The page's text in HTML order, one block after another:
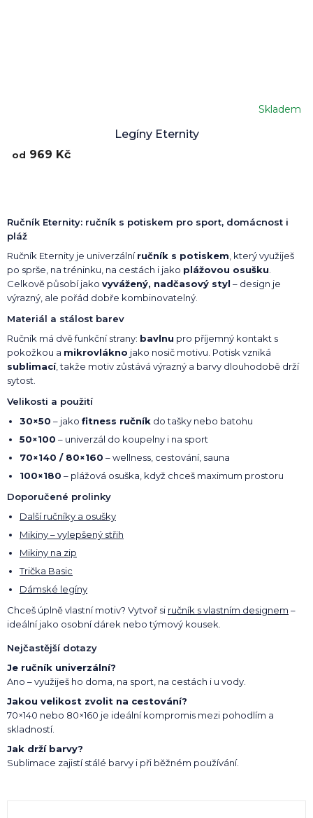
Legíny Eternity
Skladem
od 969 Kč
Ručník Eternity: ručník s potiskem pro sport, domácnost i
pláž
Ručník Eternity je univerzálníručník s potiskem , který využiješ
po sprše, na tréninku, na cestách i jako plážovou osušku
Celkově působí jako vyvážený, nadčasový styl – design je
výrazný, ale pořád dobře kombinovatelný.
Materiál a stálost barev
Ručník má dvě funkční strany: bavlnu pro příjemný kontakt s
pokožkou a mikrovlákno jako nosič motivu. Potisk vzniká
sublimací, takže motiv zůstává výrazný a barvy dlouhodobě drží
sytost.
Velikosti a použití
30×50 – jako fitness ručník do tašky nebo batohu
50×100 – univerzál do koupelny i na sport
70×140 / 80×160 – wellness, cestování, sauna
100×180 – plážová osuška, když chceš maximum prostoru
Doporučené prolinky
Další ručníky a osušky
Mikiny – vylepšený střih
Mikiny na zip
Trička Basic
Dámské legíny
Chceš úplně vlastní motiv? Vytvoř si ručník s vlastním designem –
ideální jako osobní dárek nebo týmový kousek.
Nejčastější dotazy
Je ručník univerzální?
Ano – využiješ ho doma, na sport, na cestách i u vody.
Jakou velikost zvolit na cestování?
70×140 nebo 80×160 je ideální kompromis mezi pohodlím a
skladností.
Jak drží barvy?
Sublimace zajistí stálé barvy i při běžném používání.